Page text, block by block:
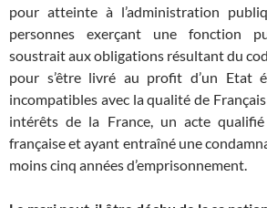
pour atteinte à l’administration
personnes exerçant une fonction
soustrait aux obligations résultant du
pour s’être livré au profit d’un Etat
incompatibles avec la qualité de
intérêts de la France, un acte
française et ayant entraîné une
moins cinq années d’emprisonnement.